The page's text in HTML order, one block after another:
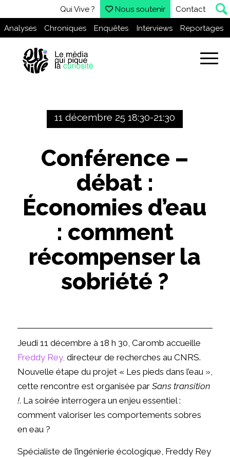
Qui Vive ? Nous soutenir Contact
Analyses Chroniques Enquêtes Interviews Reportages
11 décembre 25 18:30-21:30
Conférence –
débat :
Économies d’eau
: comment
récompenser la
sobriété ?
Jeudi 11 décembre à 18 h 30, Caromb accueille
Freddy Rey, directeur de recherches au CNRS.
Nouvelle étape du projet « Les pieds dans l’eau »,
cette rencontre est organisée par Sans transition
!. La soirée interrogera un enjeu essentiel :
comment valoriser les comportements sobres
en eau ?
Spécialiste de l’ingénierie écologique, Freddy Rey